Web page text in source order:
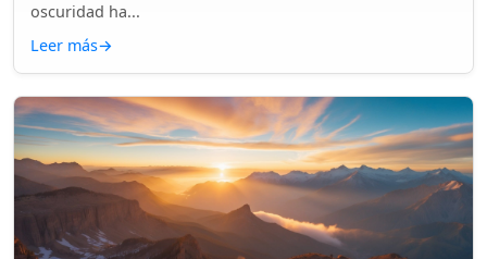
oscuridad ha...
Leer más→